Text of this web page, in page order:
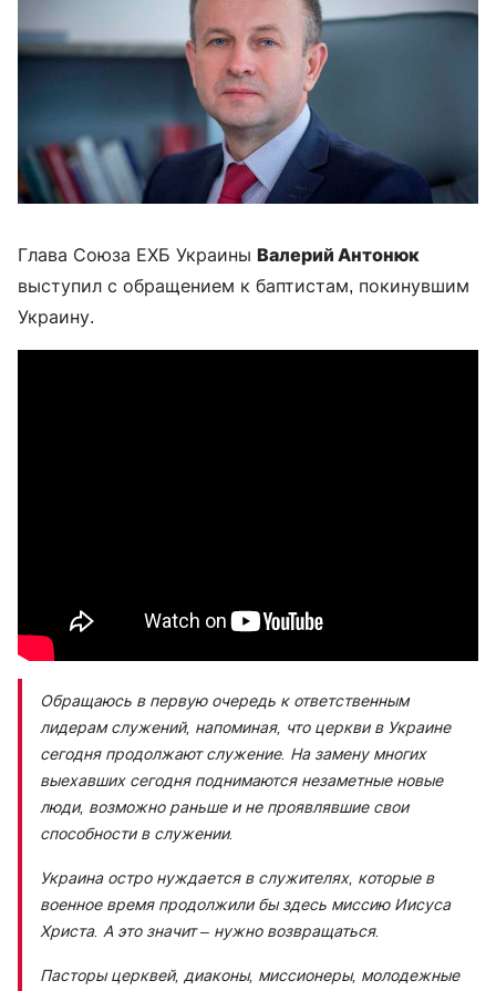
Глава Союза ЕХБ Украины Валерий Антонюк
выступил с обращением к баптистам, покинувшим
Украину.
Обращаюсь в первую очередь к ответственным
лидерам служений, напоминая, что церкви в Украине
сегодня продолжают служение. На замену многих
выехавших сегодня поднимаются незаметные новые
люди, возможно раньше и не проявлявшие свои
способности в служении.
Украина остро нуждается в служителях, которые в
военное время продолжили бы здесь миссию Иисуса
Христа. А это значит – нужно возвращаться.
Пасторы церквей, диаконы, миссионеры, молодежные